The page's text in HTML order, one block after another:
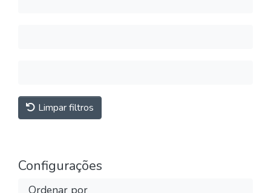
Limpar filtros
Configurações
Ordenar por